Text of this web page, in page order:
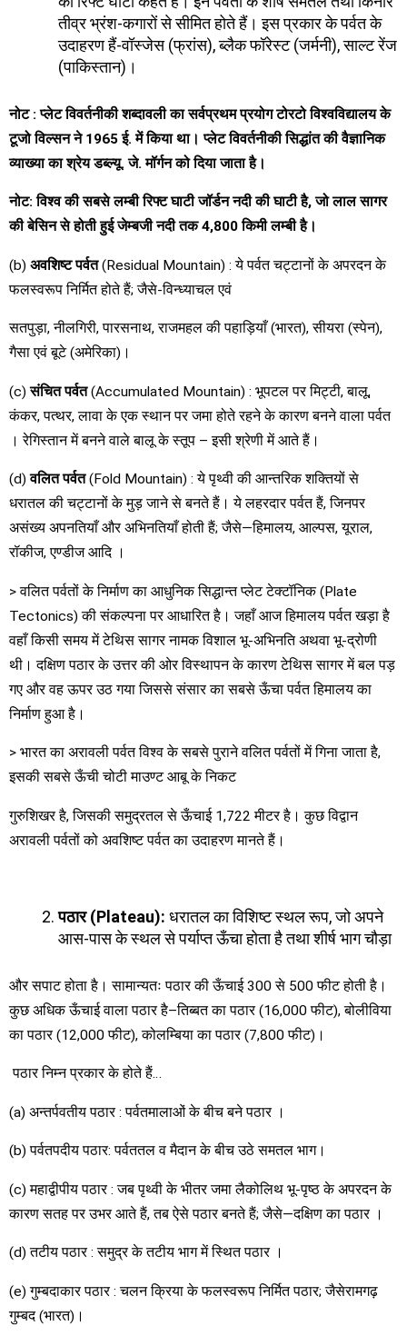
तीव्र भ्रंश-कगारों से सीमित होते हैं। इस प्रकार के पर्वत के
उदाहरण हैं-वॉस्जेस (फ्रांस), ब्लैक फॉरेस्ट (जर्मनी), साल्ट रेंज
(पाकिस्तान)।
नोट :प्लेट विवर्तनीकी शब्दावली का सर्वप्रथम प्रयोग टोरटो विश्वविद्यालय के
टूजो विल्सन ने 1965ई.में किया था। प्लेट विवर्तनीकी सिद्धांत की वैज्ञानिक
व्याख्या का श्रेय डब्ल्यू.जे.मॉर्गन को दिया जाता है।
नोट:विश्व की सबसे लम्बी रिफ्ट घाटी जॉर्डन नदी की घाटी है,जो लाल सागर
की बेसिन से होती हुई जेम्बजी नदी तक4,800किमी लम्बी है।
(b) अवशिष्ट पर्वत(Residual Mountain) : ये पर्वत चट्टानों के अपरदन के
फलस्वरूप निर्मित होते हैं; जैसे-विन्ध्याचल एवं
सतपुड़ा, नीलगिरी, पारसनाथ, राजमहल की पहाड़ियाँ (भारत), सीयरा (स्पेन),
गैसा एवं बूटे (अमेरिका)।
(c)संचित पर्वत(Accumulated Mountain) : भूपटल पर मिट्टी, बालू,
कंकर, पत्थर, लावा के एक स्थान पर जमा होते रहने के कारण बनने वाला पर्वत
। रेगिस्तान में बनने वाले बालू के स्तूप – इसी श्रेणी में आते हैं।
(d)वलित पर्वत(Fold Mountain) : ये पृथ्वी की आन्तरिक शक्तियों से
धरातल की चट्टानों के मुड़ जाने से बनते हैं। ये लहरदार पर्वत हैं, जिनपर
असंख्य अपनतियाँ और अभिनतियाँ होती हैं; जैसे—हिमालय, आल्पस, यूराल,
रॉकीज, एण्डीज आदि ।
> वलित पर्वतों के निर्माण का आधुनिक सिद्धान्त प्लेट टेक्टॉनिक (Plate
Tectonics) की संकल्पना पर आधारित है। जहाँ आज हिमालय पर्वत खड़ा है
वहाँ किसी समय में टेथिस सागर नामक विशाल भू-अभिनति अथवा भू-द्रोणी
थी। दक्षिण पठार के उत्तर की ओर विस्थापन के कारण टेथिस सागर में बल पड़
गए और वह ऊपर उठ गया जिससे संसार का सबसे ऊँचा पर्वत हिमालय का
निर्माण हुआ है।
> भारत का अरावली पर्वत विश्व के सबसे पुराने वलित पर्वतों में गिना जाता है,
इसकी सबसे ऊँची चोटी माउण्ट आबू के निकट
गुरुशिखर है, जिसकी समुद्रतल से ऊँचाई 1,722 मीटर है। कुछ विद्वान
अरावली पर्वतों को अवशिष्ट पर्वत का उदाहरण मानते हैं।
पठार(Plateau): धरातल का विशिष्ट स्थल रूप, जो अपने
आस-पास के स्थल से पर्याप्त ऊँचा होता है तथा शीर्ष भाग चौड़ा
और सपाट होता है। सामान्यतः पठार की ऊँचाई 300 से 500 फीट होती है।
कुछ अधिक ऊँचाई वाला पठार है–तिब्बत का पठार (16,000 फीट), बोलीविया
का पठार (12,000 फीट), कोलम्बिया का पठार (7,800 फीट)।
पठार निम्न प्रकार के होते हैं…
(a) अन्तर्पवतीय पठार : पर्वतमालाओं के बीच बने पठार ।
(b) पर्वतपदीय पठार: पर्वततल व मैदान के बीच उठे समतल भाग।
(c) महाद्वीपीय पठार : जब पृथ्वी के भीतर जमा लैकोलिथ भू-पृष्ठ के अपरदन के
कारण सतह पर उभर आते हैं, तब ऐसे पठार बनते हैं; जैसे—दक्षिण का पठार ।
(d) तटीय पठार : समुद्र के तटीय भाग में स्थित पठार ।
(e) गुम्बदाकार पठार : चलन क्रिया के फलस्वरूप निर्मित पठार; जैसेरामगढ़
गुम्बद (भारत)।